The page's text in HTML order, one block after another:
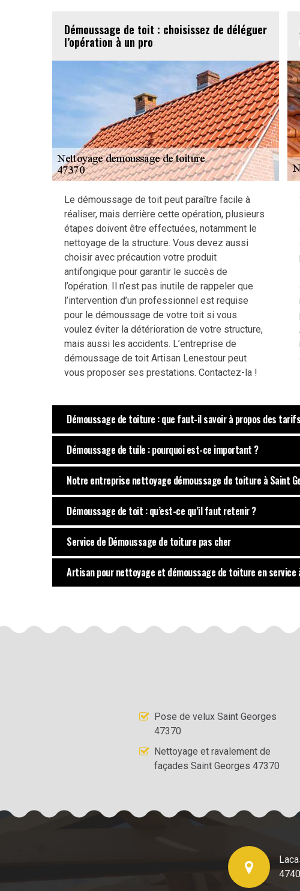
Démoussage de toit : choisissez de déléguer
l’opération à un pro
Le démoussage de toit peut paraître facile à
réaliser, mais derrière cette opération, plusieurs
étapes doivent être effectuées, notamment le
nettoyage de la structure. Vous devez aussi
choisir avec précaution votre produit
antifongique pour garantir le succès de
l’opération. Il n’est pas inutile de rappeler que
l’intervention d’un professionnel est requise
pour le démoussage de votre toit si vous
voulez éviter la détérioration de votre structure,
mais aussi les accidents. L’entreprise de
démoussage de toit Artisan Lenestour peut
vous proposer ses prestations. Contactez-la !
Démoussage de toiture : que faut-il savoir à propos des
Démoussage de tuile : pourquoi est-ce important ?
Notre entreprise nettoyage démoussage de toiture à Saint
Démoussage de toit : qu’est-ce qu’il faut retenir ?
Service de Démoussage de toiture pas cher
Artisan pour nettoyage et démoussage de toiture en service
Pose de velux Saint Georges
47370
Nettoyage et ravalement de
façades Saint Georges 47370